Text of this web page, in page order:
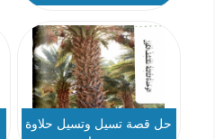
حل قصة تسيل وتسيل حلاوة